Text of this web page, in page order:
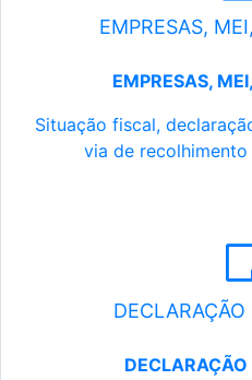
EMPRESAS,
EMPRESAS,
Situação fiscal,
via de recolhimento